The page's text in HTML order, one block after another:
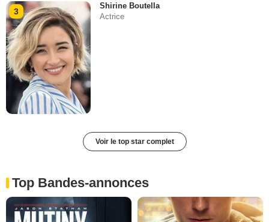
3
Shirine Boutella
Actrice
Voir le top star complet
Top Bandes-annonces